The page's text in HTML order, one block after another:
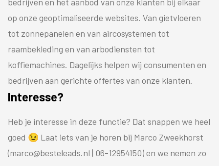
op onze geoptimaliseerde websites. Van gietvloeren
tot zonnepanelen en van aircosystemen tot
raambekleding en van arbodiensten tot
koffiemachines. Dagelijks helpen wij consumenten en
bedrijven aan gerichte offertes van onze klanten.
Interesse?
Heb je interesse in deze functie? Dat snappen we heel
goed 😉 Laat iets van je horen bij Marco Zweekhorst
(marco@besteleads.nl | 06-12954150) en we nemen zo